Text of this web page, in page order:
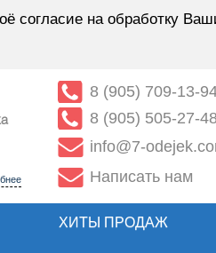
согласие на обработку
8 (905) 709-13-
8 (905) 505-27-
info@7-
Написать нам
ХИТЫ ПРОДАЖ